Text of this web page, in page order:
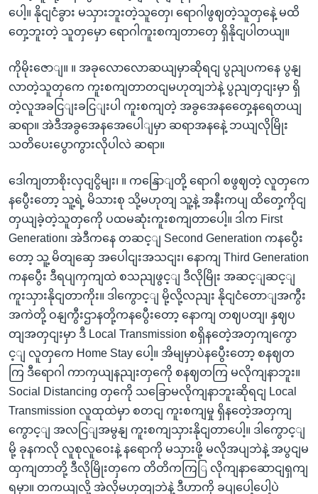
ပေါ့။ နိုငျငံခွား မသှားဘူးတဲ့သူတှေ၊ ရောဂါဖွဈတဲ့သူတှနေဲ့ မထိ
တှေ့ဘူးတဲ့ သူတှမှော ရောဂါကူးစကျတာတှေ ရှိနိုငျပါတယျ။
ကိုမိုးဇောျ။ ။ အခုလောလောဆယျမှာဆိုရငျ ပွညျပကနေ ပွနျ
လာတဲ့သူတှကေ ကူးစကျတာတငျမဟုတျဘဲနဲ့ ပွညျတှငျးမှာ ရှိ
တဲ့လူအခငြျးခငြျးပါ ကူးစကျတဲ့ အခွအေနတှေေ့နရေတယျ
ဆရာ။ အဲဒီအခွအေနအေပေါျမှာ ဆရာအနနေဲ့ ဘယျလိုမြိုး
သတိပေးပွောကွားလိုပါလဲ ဆရာ။
ဒေါကျတာစိုးလှငျငွိမျး၊ ။ ကနြောျတို့ ရောဂါ စဖွဈတဲ့ လူတှကေ
နပွေီးတော့ သူ့ရဲ့ မိသားစု သို့မဟုတျ သူ့နဲ့ အနီးကပျ ထိတှေ့ကိုငျ
တှယျခဲ့တဲ့သူတှကေို ပထမဆုံးကူးစကျတာပေါ့။ ဒါက First
Generation၊ အဲဒီကနေ တဆင့ျ Second Generation ကနပွေီး
တော့ သူ့ မိတျဆှေ အပေါငျးအသငျး၊ နောကျ Third Generation
ကနပွေီး ဒီရပျကှကျထဲ စသညျဖွင့ျ ဒီလိုမြိုး အဆင့ျဆင့ျ
ကူးသှားနိုငျတာကိုး။ ဒါကွောင့ျ မို့လို့လညျး နိုငျငံတောျအကွီး
အကဲတို့ ဝနျကွီးဌာနတို့ကနပွေီးတော့ နောကျ တဈပတျ၊ နှဈပ
တျအတှငျးမှာ ဒီ Local Transmission စရှိနတေဲ့အတှကျကွော
င့ျ လူတှကေ Home Stay ပေါ့။ အိမျမှာပဲနပွေီးတော့ စနဈတ
ကြ ဒီရောဂါ ကာကှယျနညျးတှကေို စနဈတကြ မလိုကျနာဘူး။
Social Distancing တှကေို သခြောမလိုကျနာဘူးဆိုရငျ Local
Transmission လူထုထဲမှာ စတငျ ကူးစကျမှု ရှိနတေဲ့အတှကျ
ကွောင့ျ အလငြျအမွနျ ကူးစကျသှားနိုငျတာပေါ့။ ဒါကွောင့ျ
မို့ ခုနကလို လူစုလူဝေးနဲ့ နရောကို မသှားဖို့ မလိုအပျဘဲနဲ့ အပွငျမ
ထှကျတာတို့ ဒီလိုမြိုးတှကေ တိတိကကြြ လိုကျနာဆောငျရှကျ
ရမှာ။ တကယျလို့ အဲလိုမဟုတျဘဲနဲ့ ဒီဟာကို ခပျပေါ့ပေါ့ပဲ